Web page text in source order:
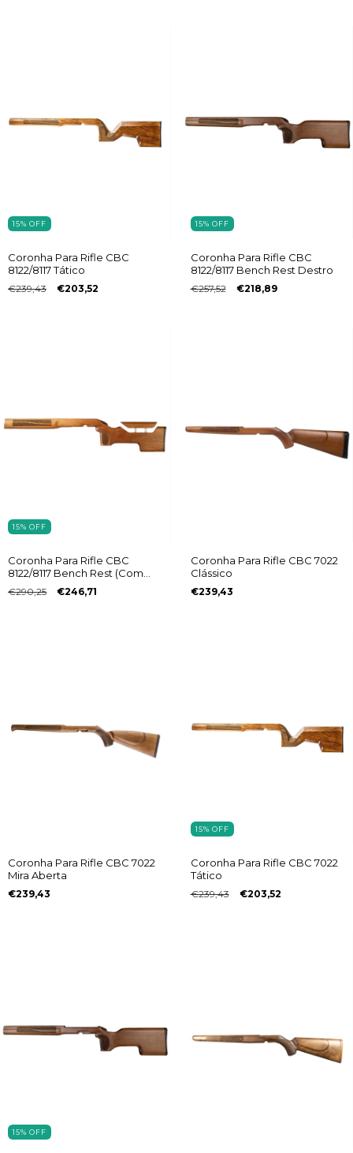
15% OFF
Coronha Para Rifle CBC
8122/8117 Tático
€239,43 €203,52
15% OFF
Coronha Para Rifle CBC
8122/8117 Bench Rest Destro
€257,52 €218,89
15% OFF
Coronha Para Rifle CBC
8122/8117 Bench Rest (Com
Regulagem) Destro
€290,25 €246,71
Coronha Para Rifle CBC 7022
Clássico
€239,43
Coronha Para Rifle CBC 7022
Mira Aberta
€239,43
15% OFF
Coronha Para Rifle CBC 7022
Tático
€239,43 €203,52
15% OFF